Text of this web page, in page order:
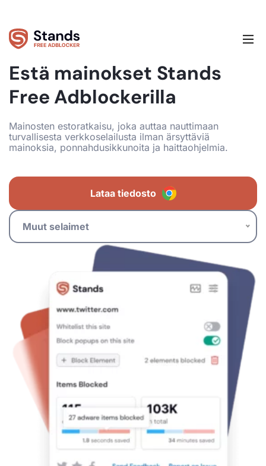
Estä mainokset Stands
Free Adblockerilla
Mainosten estoratkaisu, joka auttaa nauttimaan
turvallisesta verkkoselailusta ilman ärsyttäviä
mainoksia, ponnahdusikkunoita ja haittaohjelmia.
Lataa tiedosto
Muut selaimet